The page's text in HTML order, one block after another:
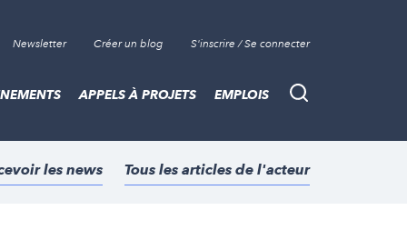
Newsletter Créer un blog S'inscrire / Se connecter
Recherche
APPELS À PROJETS EMPLOIS
les news Tous les articles de l'acteur